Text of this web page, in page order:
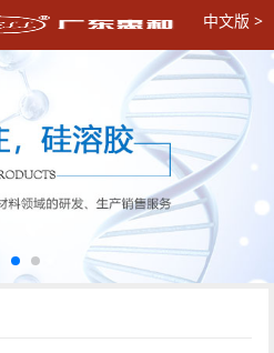
中文版 >